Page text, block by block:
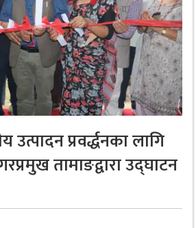
उत्पादन प्रवर्द्धनका लागि
तामाङद्वारा उद्घाटन